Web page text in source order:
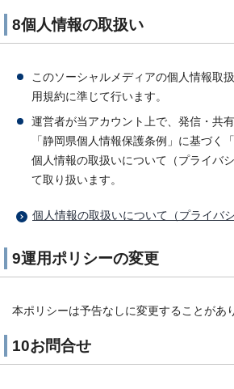
8個人情報の取扱い
このソーシャルメディアの個人情報取
用規約に準じて行います。
運営者が当アカウント上で、発信・共
「静岡県個人情報保護条例」に基づく
個人情報の取扱いについて（プライバ
て取り扱います。
個人情報の取扱いについて（プライバ
9運用ポリシーの変更
本ポリシーは予告なしに変更することがあ
10お問合せ